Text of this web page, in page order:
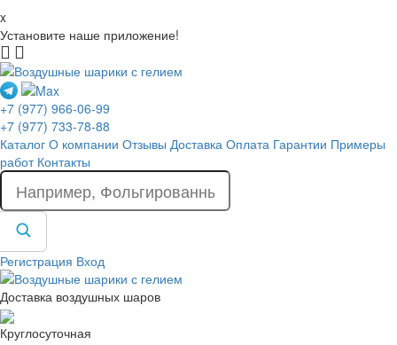
x
Установите наше приложение!
+7 (977) 966-06-99
+7 (977) 733-78-88
Каталог О компании Отзывы Доставка Оплата Гарантии Примеры
работ Контакты
Регистрация Вход
Доставка воздушных шаров
Круглосуточная